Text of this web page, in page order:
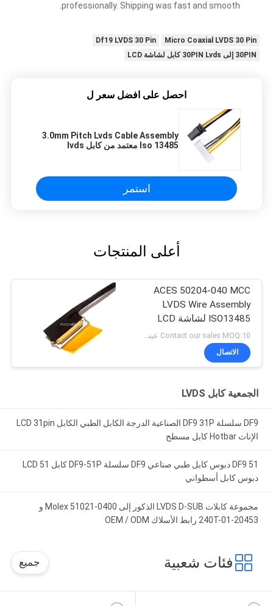
professionally. Shipping was fast and smooth.
Micro Coaxial LVDS 30 Pin
Df19 LVDS 30 Pin
30PIN إلى 30PIN Lvds كابل لشاشة LCD
احصل على افضل سعر ل
3.0mm Pitch Lvds Cable Assembly
Iso 13485 معتمد من كابل lvds
استمر
أعلى المنتجات
ACES 50204-040 MCC
LVDS Wire Assembly
ISO13485 لشاشة LCD
الطبية
الاتصال
الجمعية كابل LVDS
DF9 سلسلة DF9 31P الصناعية الدرجة الكابل الطبي الكابل LCD 31pin
الإناث Hotbar كابل مسطح
DF9 51 دبوس كابل طبي صناعي DF9 سلسلة DF9-51P كابل LCD 51
دبوس كابل أسطواني
مجموعة كابلات LVDS D-SUB الذكور إلى Molex 51021-0400 و
20453-240T-01 رابط الأسلاك OEM / ODM
فئات شعبية جميع